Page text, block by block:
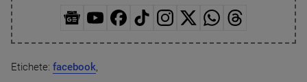
Etichete: facebook,